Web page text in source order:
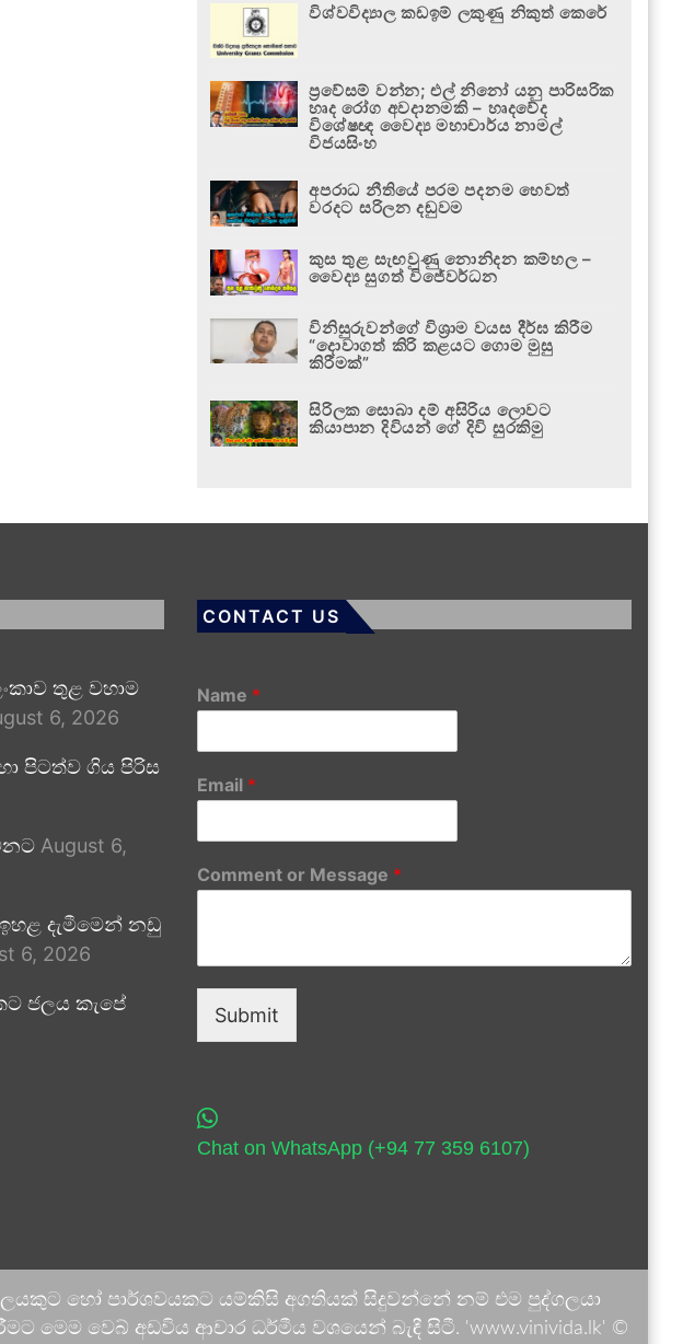
විශ්වවිද්‍යාල කඩඉම් ලකුණු නිකුත් කෙරේ
ප්‍රවේසම් වන්න; එල් නිනෝ යනු පාරිසරික
හෘද රෝග අවදානමකි – හෘදවේද
විශේෂඥ වෛද්‍ය මහාචාර්ය නාමල්
විජයසිංහ
අපරාධ නීතියේ පරම පදනම හෙවත්
වරදට සරිලන දඬුවම
කුස තුළ සැඟවුණු නොනිදන කම්හල –
වෛද්‍ය සුගත් විජේවර්ධන
විනිසුරුවන්ගේ විශ්‍රාම වයස දීර්ඝ කිරීම
“දොවාගත් කිරි කළයට ගොම මුසු
කිරීමක්”
සිරිලක සොබා දම් අසිරිය ලොවට
කියාපාන දිවියන් ගේ දිවි සුරකිමු
තුළ වහාම
6, 2026
පිටත්ව ගිය පිරිස
August 6,
දැමීමෙන් නඩු
6, 2026
ජලය කැපේ
CONTACT US
Name *
Email *
Comment or Message *
Submit
Chat on WhatsApp (+94 77 359 6107)
හෝ පාර්ශවයකට යම්කිසි අගතියක් සිදුවන්නේ නම් එම පුද්ගලයා
වෙබ් අඩවිය ආචාර ධර්මීය වශයෙන් බැඳී සිටී. 'www.vinivida.lk' ©